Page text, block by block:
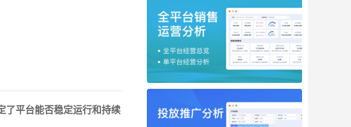
了平台能否稳定运行和持续